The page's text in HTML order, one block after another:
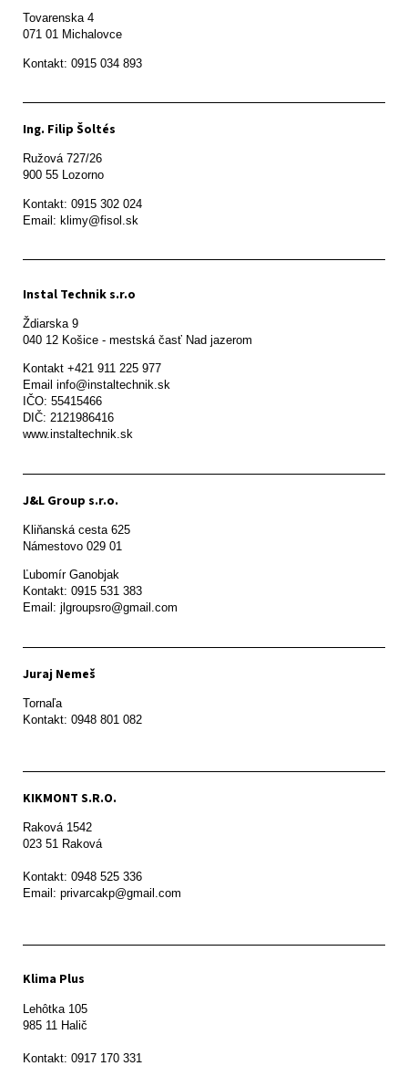
Tovarenska 4
071 01 Michalovce
Ing. Filip Šoltés
Ružová 727/26
900 55 Lozorno
Kontakt: 0915 302 024
Email: klimy@fisol.sk
Instal Technik s.r.o
Ždiarska 9
Kontakt +421 911 225 977
Email info@instaltechnik.sk
IČO: 55415466
DIČ: 2121986416
www.instaltechnik.sk
J&L Group s.r.o.
Kliňanská cesta 625
Námestovo 029 01
Ľubomír Ganobjak
Kontakt: 0915 531 383
Email: jlgroupsro@gmail.com
Juraj Nemeš
Tornaľa
Kontakt: 0948 801 082
KIKMONT S.R.O.
Raková 1542
023 51 Raková
Kontakt: 0948 525 336
Email: privarcakp@gmail.com
Klima Plus
Lehôtka 105
985 11 Halič
Kontakt: 0917 170 331